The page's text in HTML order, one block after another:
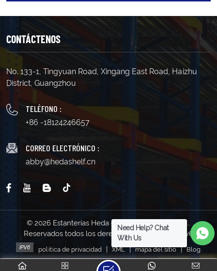
CONTÁCTENOS
No. 133-1, Tingyuan Road, Xingang East Road, Haizhu
District, Guangzhou
TELÉFONO :
+86 -18124246657
CORREO ELECTRÓNICO :
abby@hedashelf.cn
© 2026 Estanterías Heda de Guangzhou Co., Ltd..
Reservados todos los derechos . | Soporta red IPv6
política de privacidad | XML | mapa del sitio | Blog
Need Help? Chat
With Us